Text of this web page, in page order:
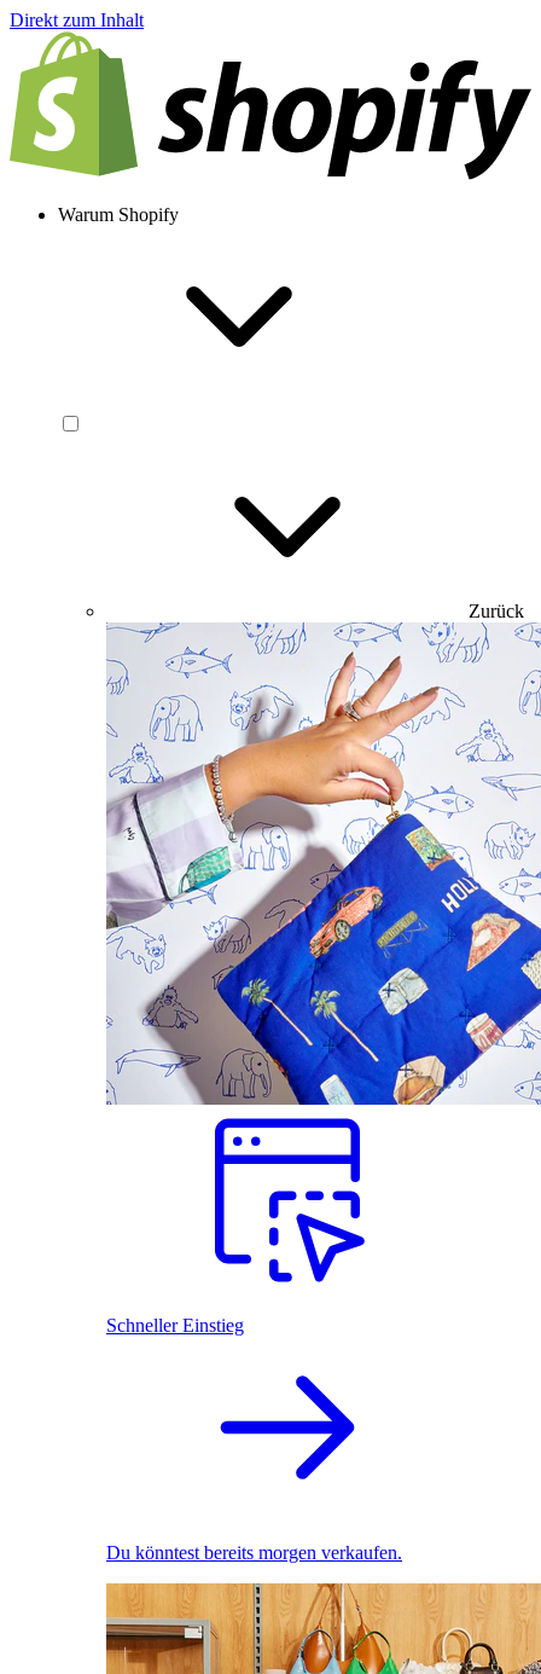
Direkt zum Inhalt
Warum Shopify
Zurück
Schneller Einstieg
Du könntest bereits morgen verkaufen.